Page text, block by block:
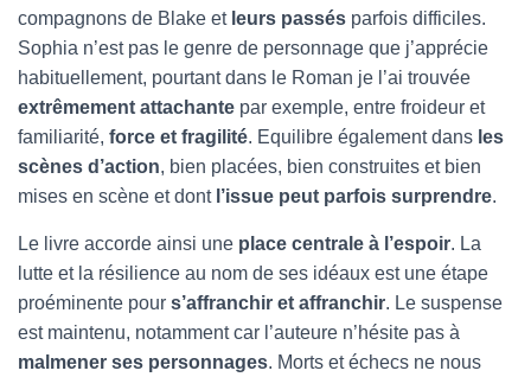
compagnons de Blake et leurs passés parfois difficiles.
Sophia n’est pas le genre de personnage que j’apprécie
habituellement, pourtant dans le Roman je l’ai trouvée
extrêmement attachante par exemple, entre froideur et
familiarité, force et fragilité. Equilibre également dans les
scènes d’action, bien placées, bien construites et bien
mises en scène et dontl’issue peut parfois surprendre.
Le livre accorde ainsi une place centrale à l’espoir. La
lutte et la résilience au nom de ses idéaux est une étape
proéminente pour s’affranchir et affranchir. Le suspense
est maintenu, notamment car l’auteure n’hésite pas à
malmener ses personnages. Morts et échecs ne nous